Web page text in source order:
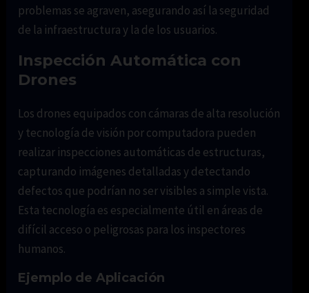
problemas se agraven, asegurando así la seguridad
de la infraestructura y la de los usuarios.
Inspección Automática con
Drones
Los drones equipados con cámaras de alta resolución
y tecnología de visión por computadora pueden
realizar inspecciones automáticas de estructuras,
capturando imágenes detalladas y detectando
defectos que podrían no ser visibles a simple vista.
Esta tecnología es especialmente útil en áreas de
difícil acceso o peligrosas para los inspectores
humanos.
Ejemplo de Aplicación